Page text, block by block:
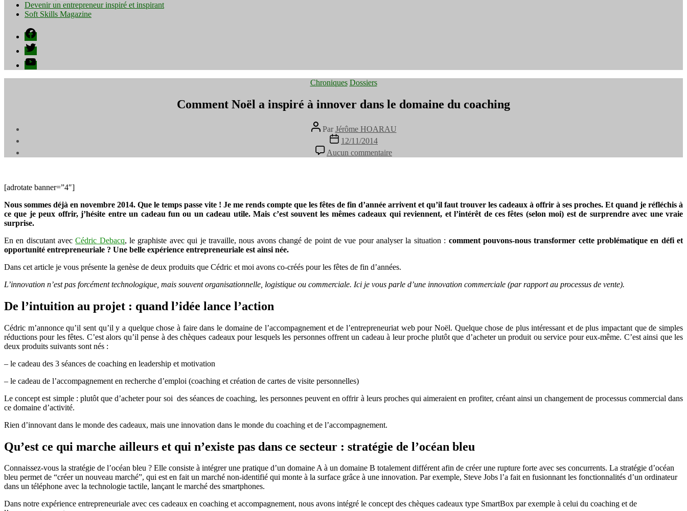
Devenir un entrepreneur inspiré et inspirant
Soft Skills Magazine
Facebook
Twitter
YouTube
Catégories
Chroniques Dossiers
Comment Noël a inspiré à innover dans le domaine du coaching
Auteur
de
l’article
Par Jérôme HOARAU
Date
l’article
12/11/2014
Aucun commentaire
Comment
innover
dans
du
[adrotate banner=”4″]
Nous sommes déjà en novembre 2014. Que le temps passe vite ! Je me rends compte que les fêtes de fin d’année arrivent et qu’il faut trouver les cadeaux à offrir à ses proches. Et quand je réfléchis à
ce que je peux offrir, j’hésite entre un cadeau fun ou un cadeau utile. Mais c’est souvent les mêmes cadeaux qui reviennent, et l’intérêt de ces fêtes (selon moi) estde surprendre avec une vraie
surprise.
En en discutant avecCédric Debacq, le graphiste avec qui je travaille, nous avons changé de point de vue pour analyser la situation : comment pouvons-nous transformer cette problématique en défi et
opportunité entrepreneuriale ? Une belle expérience entrepreneuriale est ainsi née.
Dans cet article je vous présente la genèse de deux produits que Cédric et moi avons co-créés pour les fêtes de fin d’années.
L’innovation n’est pas forcément technologique, mais souvent organisationnelle, logistique ou commerciale. Ici je vous parle d’une innovation commerciale (par rapport au processus de vente).
De l’intuition au projet : quand l’idée lance l’action
Cédric m’annonce qu’il sent qu’il y a quelque chose à faire dans le domaine de l’accompagnement et de l’entrepreneuriat web pour Noël. Quelque chose de plus intéressant et de plus impactant que de simples
réductions pour les fêtes. C’est alors qu’il pense à des chèques cadeaux pour lesquels les personnes offrent un cadeau à leur proche plutôt que d’acheter un produit ou service pour eux-même. C’est ainsi que les
deux produits suivants sont nés :
– le cadeau des 3 séances de coaching en leadership et motivation
– le cadeau de l’accompagnement en recherche d’emploi (coaching et création de cartes de visite personnelles)
Le concept est simple : plutôt que d’acheter pour soi des séances de coaching, les personnes peuvent en offrir à leurs proches qui aimeraient en profiter, créant ainsi un changement de processus commercial dans
ce domaine d’activité.
Rien d’innovant dans le monde des cadeaux, mais une innovation dans le monde du coaching et de l’accompagnement.
Qu’est ce qui marche ailleurs et qui n’existe pas dans ce secteur : stratégie de l’océan bleu
Connaissez-vous la stratégie de l’océan bleu ? Elle consiste à intégrer une pratique d’un domaine A à un domaine B totalement différent afin de créer une rupture forte avec ses concurrents. La stratégie d’océan
bleu permet de “créer un nouveau marché”, qui est en fait un marché non-identifié qui monte à la surface grâce à une innovation. Par exemple, Steve Jobs l’a fait en fusionnant les fonctionnalités d’un ordinateur
dans un téléphone avec la technologie tactile, lançant le marché des smartphones.
Dans notre expérience entrepreneuriale avec ces cadeaux en coaching et accompagnement, nous avons intégré le concept des chèques cadeaux type SmartBox par exemple à celui du coaching et de